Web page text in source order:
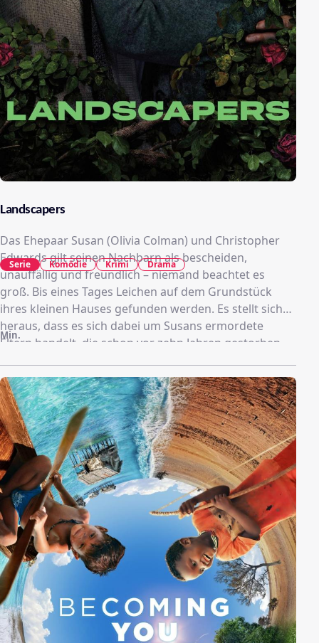
Landscapers
Das Ehepaar Susan (Olivia Colman) und Christopher
Edwards gilt seinen Nachbarn als bescheiden,
unauffällig und freundlich – niemand beachtet es
groß. Bis eines Tages Leichen auf dem Grundstück
ihres kleinen Hauses gefunden werden. Es stellt sich
heraus, dass es sich dabei um Susans ermordete
Eltern handelt, die schon vor zehn Jahren gestorben
wirkende Ehepaar zu Mördern werden konnte? Die
Untersuchungen bringen ans Licht, dass beide sich
eine ausufernde Fantasiewelt aufgebaut hatten.
Min.
Serie Komödie Krimi Drama